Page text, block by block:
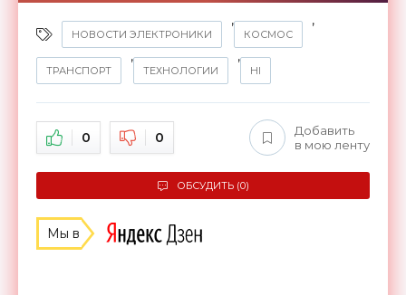
НОВОСТИ ЭЛЕКТРОНИКИ
,
КОСМОС
,
ТРАНСПОРТ
,
ТЕХНОЛОГИИ
,
HI
0 0
Добавить
в мою ленту
ОБСУДИТЬ (0)
Мы в